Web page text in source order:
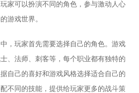
家可以扮演不同的角色，参与激动人心
游戏世界。
，玩家首先需要选择自己的角色。游戏
、法师、刺客等，每个职业都有独特的
自己的喜好和游戏风格选择适合自己的
不同的技能，提供给玩家更多的战斗策